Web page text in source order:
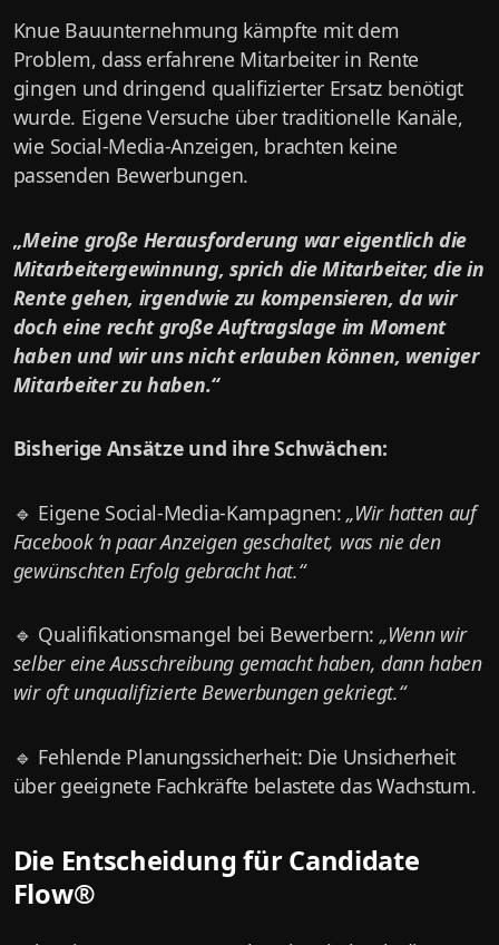
Knue Bauunternehmung kämpfte mit dem
Problem, dass erfahrene Mitarbeiter in Rente
gingen und dringend qualifizierter Ersatz benötigt
wurde. Eigene Versuche über traditionelle Kanäle,
wie Social-Media-Anzeigen, brachten keine
passenden Bewerbungen.
„Meine große Herausforderung war eigentlich die
Mitarbeitergewinnung, sprich die Mitarbeiter, die in
Rente gehen, irgendwie zu kompensieren, da wir
doch eine recht große Auftragslage im Moment
haben und wir uns nicht erlauben können, weniger
Mitarbeiter zu haben.“
Bisherige Ansätze und ihre Schwächen:
🔹 Eigene Social-Media-Kampagnen:„Wir hatten auf
Facebook ‘n paar Anzeigen geschaltet, was nie den
gewünschten Erfolg gebracht hat.“
🔹 Qualifikationsmangel bei Bewerbern: „Wenn wir
selber eine Ausschreibung gemacht haben, dann haben
wir oft unqualifizierte Bewerbungen gekriegt.“
🔹 Fehlende Planungssicherheit: Die Unsicherheit
über geeignete Fachkräfte belastete das Wachstum.
Die Entscheidung für Candidate
Flow®